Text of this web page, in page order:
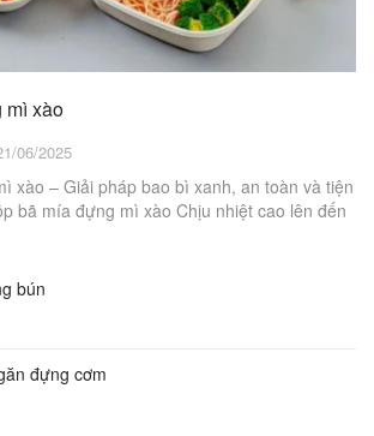
mì xào
06/2025
xào – Giải pháp bao bì xanh, an toàn và tiện
bã mía đựng mì xào Chịu nhiệt cao lên đến
bún
đựng cơm